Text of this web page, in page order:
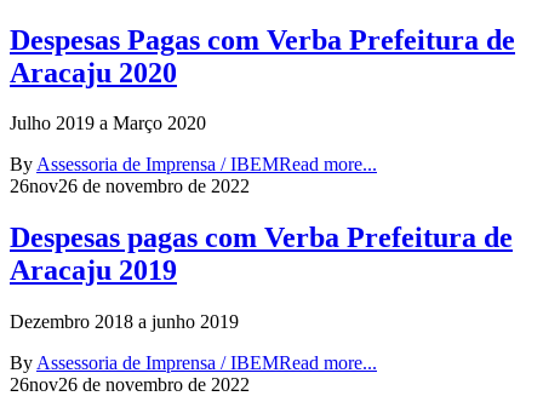
Despesas Pagas com Verba Prefeitura de
Aracaju 2020
Julho 2019 a Março 2020
ByAssessoria de Imprensa / IBEMRead more...
26nov26 de novembro de 2022
Despesas pagas com Verba Prefeitura de
Aracaju 2019
Dezembro 2018 a junho 2019
By Assessoria de Imprensa / IBEMRead more...
26nov26 de novembro de 2022